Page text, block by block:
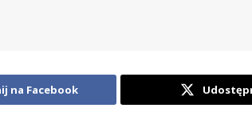
na Facebook